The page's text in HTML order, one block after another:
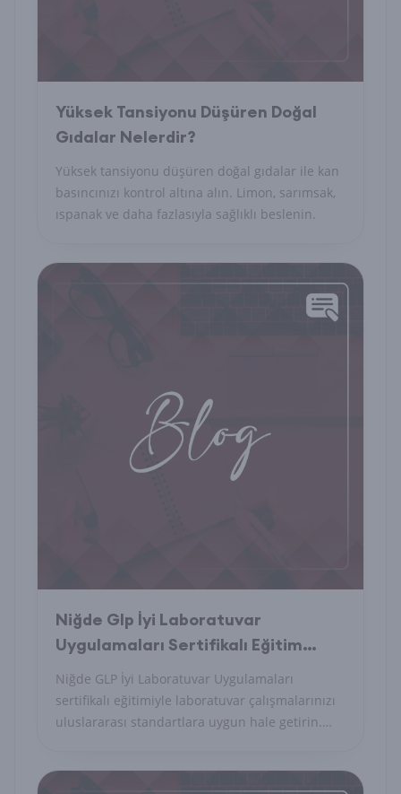
Yüksek Tansiyonu Düşüren Doğal
Gıdalar Nelerdir?
Yüksek tansiyonu düşüren doğal gıdalar ile kan
basıncınızı kontrol altına alın. Limon, sarımsak,
ıspanak ve daha fazlasıyla sağlıklı beslenin.
Niğde Glp İyi Laboratuvar
Uygulamaları Sertifikalı Eğitim
Programı Nedir
Niğde GLP İyi Laboratuvar Uygulamaları
sertifikalı eğitimiyle laboratuvar çalışmalarınızı
uluslararası standartlara uygun hale getirin.
iş imkanlarınızı artırır.